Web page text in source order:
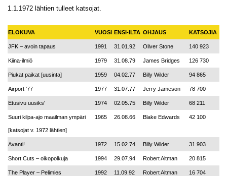
1.1.1972 lähtien tulleet katsojat.
ELOKUVA VUOSI ENSI-ILTA OHJAUS KATSOJIA
JFK – avoin tapaus 1991 31.01.92 Oliver Stone 140 923
Kiina-ilmiö 1979 31.08.79 James Bridges 126 730
Piukat paikat [uusinta] 1959 04.02.77 Billy Wilder 94 865
Airport '77 1977 31.07.77 Jerry Jameson 78 700
Etusivu uusiks' 1974 02.05.75 Billy Wilder 68 211
Suuri kilpa-ajo maailman ympäri
[katsojat v. 1972 lähtien]
1965 26.08.66 Blake Edwards 42 100
Avanti! 1972 15.02.74 Billy Wilder 31 903
Short Cuts – oikopolkuja 1994 29.07.94 Robert Altman 20 815
The Player – Pelimies 1992 11.09.92 Robert Altman 16 704